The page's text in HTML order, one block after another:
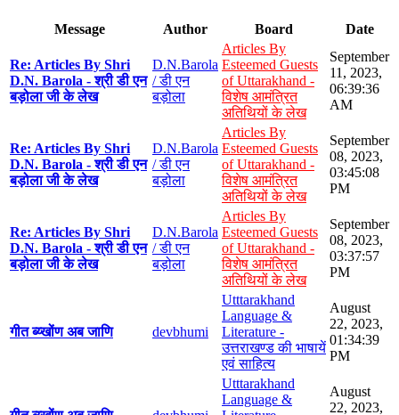
Message Author Board Date
Re: Articles By Shri
D.N. Barola - श्री डी एन
बड़ोला जी के लेख
D.N.Barola
/ डी एन
बड़ोला
Articles By
Esteemed Guests
of Uttarakhand -
विशेष आमंत्रित
अतिथियों के लेख
September
11, 2023,
06:39:36
AM
Re: Articles By Shri
D.N. Barola - श्री डी एन
बड़ोला जी के लेख
D.N.Barola
/ डी एन
बड़ोला
Articles By
Esteemed Guests
of Uttarakhand -
विशेष आमंत्रित
अतिथियों के लेख
September
08, 2023,
03:45:08
PM
Re: Articles By Shri
D.N. Barola - श्री डी एन
बड़ोला जी के लेख
D.N.Barola
/ डी एन
बड़ोला
Articles By
Esteemed Guests
of Uttarakhand -
विशेष आमंत्रित
अतिथियों के लेख
September
08, 2023,
03:37:57
PM
गीत ब्य्खोंण अब जाणि devbhumi
Utttarakhand
Language &
Literature -
उत्तराखण्ड की भाषायें
एवं साहित्य
August
22, 2023,
01:34:39
PM
Utttarakhand
Language &
August
22, 2023,